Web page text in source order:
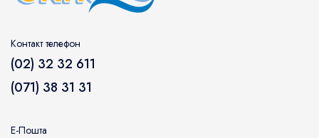
Контакт телефон
(02) 32 32 611
(071) 38 31 31
Е-Пошта